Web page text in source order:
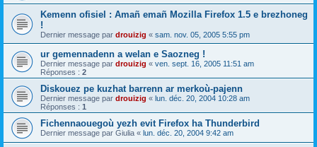
Kemenn ofisiel : Amañ emañ Mozilla Firefox 1.5 e brezhoneg
!
Dernier message par drouizig « sam. nov. 05, 2005 5:55 pm
ur gemennadenn a welan e Saozneg !
Dernier message par drouizig « ven. sept. 16, 2005 11:51 am
Réponses : 2
Diskouez pe kuzhat barrenn ar merkoù-pajenn
Dernier message par drouizig « lun. déc. 20, 2004 10:28 am
Réponses : 1
Fichennaouegoù yezh evit Firefox ha Thunderbird
Dernier message par Giulia « lun. déc. 20, 2004 9:42 am